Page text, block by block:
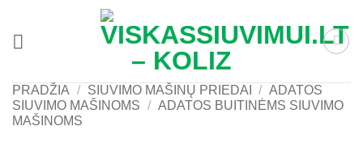
content
PRADŽIA / SIUVIMO MAŠINŲ PRIEDAI / ADATOS
SIUVIMO MAŠINOMS / ADATOS BUITINĖMS SIUVIMO
MAŠINOMS